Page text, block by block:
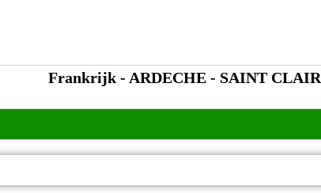
Frankrijk - ARDECHE - SAINT CLAIR